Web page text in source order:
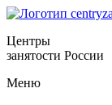
Центры
занятости России
Меню